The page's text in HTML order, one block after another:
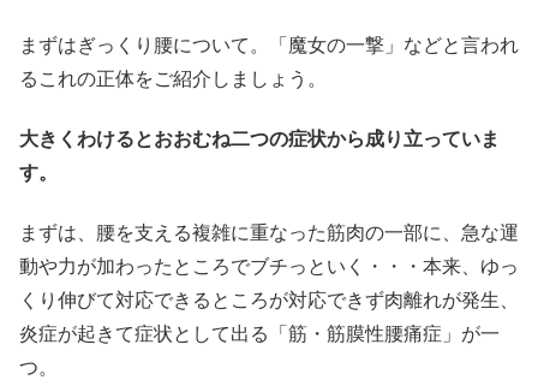
まずはぎっくり腰について。「魔女の一撃」などと言われ
るこれの正体をご紹介しましょう。
大きくわけるとおおむね二つの症状から成り立っていま
す。
まずは、腰を支える複雑に重なった筋肉の一部に、急な運
動や力が加わったところでブチっといく・・・本来、ゆっ
くり伸びて対応できるところが対応できず肉離れが発生、
炎症が起きて症状として出る「筋・筋膜性腰痛症」が一
つ。